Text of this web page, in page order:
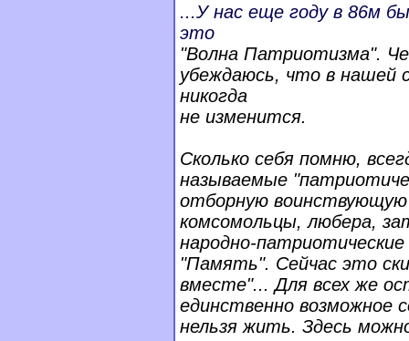
...У нас еще году в 86м
это
"Волна Патриотизма".
убеждаюсь, что в нашей
никогда
не изменится.
Сколько себя помню,
называемые
отборную
комсомольцы, любера,
народно-
"Память". Сейчас это
вместе"... Для всех же
единственно возможное
нельзя жить. Здесь